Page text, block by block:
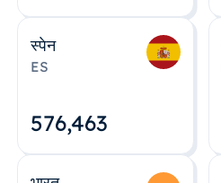
स्पेन
ES
576,463